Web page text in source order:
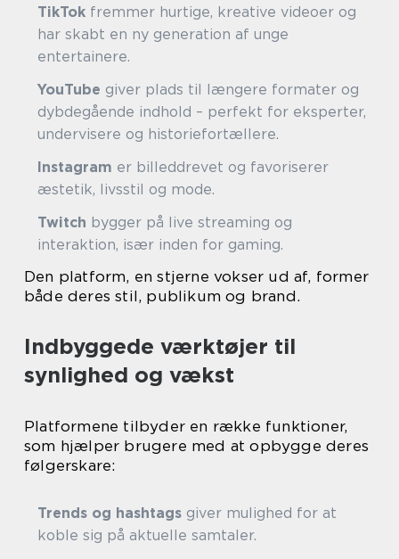
TikTok fremmer hurtige, kreative videoer og
har skabt en ny generation af unge
entertainere.
YouTube giver plads til længere formater og
dybdegående indhold – perfekt for eksperter,
undervisere og historiefortællere.
Instagram er billeddrevet og favoriserer
æstetik, livsstil og mode.
Twitch bygger på live streaming og
interaktion, især inden for gaming.
Den platform, en stjerne vokser ud af, former
både deres stil, publikum og brand.
Indbyggede værktøjer til
synlighed og vækst
Platformene tilbyder en række funktioner,
som hjælper brugere med at opbygge deres
følgerskare:
Trends og hashtags giver mulighed for at
koble sig på aktuelle samtaler.